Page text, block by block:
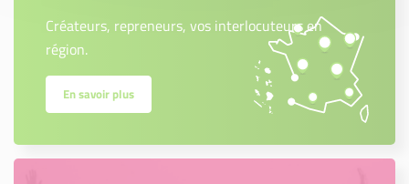
Créateurs, repreneurs, vos interlocuteurs en
région.
En savoir plus